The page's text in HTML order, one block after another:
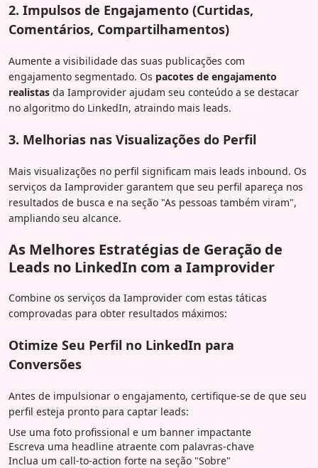
2. Impulsos de Engajamento (Curtidas,
Comentários, Compartilhamentos)
Aumente a visibilidade das suas publicações com
engajamento segmentado. Os pacotes de engajamento
realistas da Iamprovider ajudam seu conteúdo a se destacar
no algoritmo do LinkedIn, atraindo mais leads.
3. Melhorias nas Visualizações do Perfil
Mais visualizações no perfil significam mais leads inbound. Os
serviços da Iamprovider garantem que seu perfil apareça nos
resultados de busca e na seção "As pessoas também viram",
ampliando seu alcance.
As Melhores Estratégias de Geração de
Leads no LinkedIn com a Iamprovider
Combine os serviços da Iamprovider com estas táticas
comprovadas para obter resultados máximos:
Otimize Seu Perfil no LinkedIn para
Conversões
Antes de impulsionar o engajamento, certifique-se de que seu
perfil esteja pronto para captar leads:
Use uma foto profissional e um banner impactante
Escreva uma headline atraente com palavras-chave
Inclua um call-to-action forte na seção "Sobre"